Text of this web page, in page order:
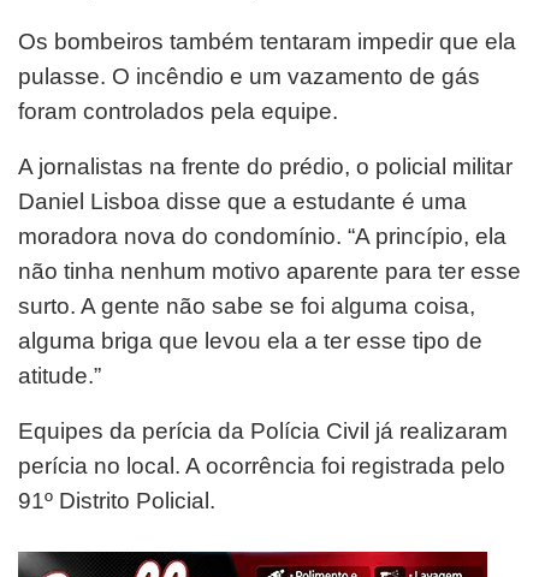
Os bombeiros também tentaram impedir que ela
pulasse. O incêndio e um vazamento de gás
foram controlados pela equipe.
A jornalistas na frente do prédio, o policial militar
Daniel Lisboa disse que a estudante é uma
moradora nova do condomínio. “A princípio, ela
não tinha nenhum motivo aparente para ter esse
surto. A gente não sabe se foi alguma coisa,
alguma briga que levou ela a ter esse tipo de
atitude.”
Equipes da perícia da Polícia Civil já realizaram
perícia no local. A ocorrência foi registrada pelo
91º Distrito Policial.